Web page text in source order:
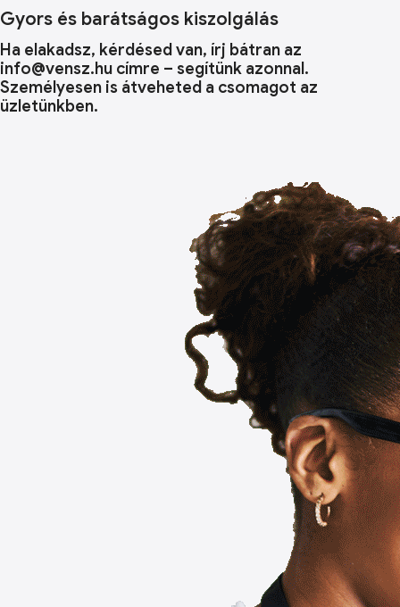
Gyors és barátságos kiszolgálás
Ha elakadsz, kérdésed van, írj bátran az
info@vensz.hu címre – segítünk azonnal.
Személyesen is átveheted a csomagot az
üzletünkben.